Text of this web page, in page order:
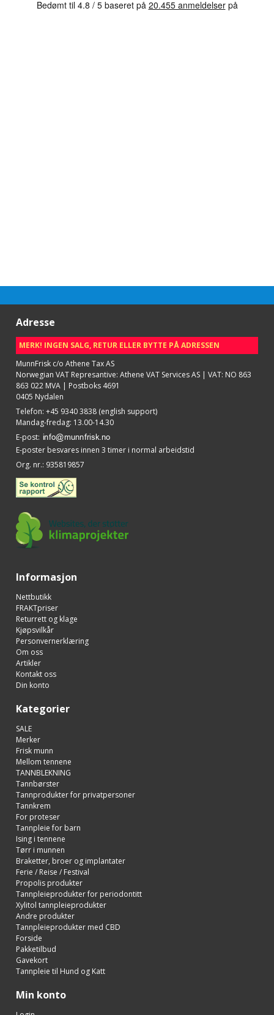
Adresse
MERK! INGEN SALG, RETUR ELLER BYTTE PÅ ADRESSEN
MunnFrisk c/o Athene Tax AS
Norwegian VAT Represantive: Athene VAT Services AS | VAT: NO 863
863 022 MVA | Postboks 4691
0405 Nydalen
Telefon: +45 9340 3838 (english support)
Mandag-fredag: 13.00-14.30
E-post:
E-poster besvares innen 3 timer i normal arbeidstid
Org. nr.: 935819857
Informasjon
Nettbutikk
FRAKTpriser
Returrett og klage
Kjøpsvilkår
Personvernerklæring
Om oss
Artikler
Kontakt oss
Din konto
Kategorier
SALE
Merker
Frisk munn
Mellom tennene
TANNBLEKNING
Tannbørster
Tannprodukter for privatpersoner
Tannkrem
For proteser
Tannpleie for barn
Ising i tennene
Tørr i munnen
Braketter, broer og implantater
Ferie / Reise / Festival
Propolis produkter
Tannpleieprodukter for periodontitt
Xylitol tannpleieprodukter
Andre produkter
Tannpleieprodukter med CBD
Forside
Pakketilbud
Gavekort
Tannpleie til Hund og Katt
Min konto